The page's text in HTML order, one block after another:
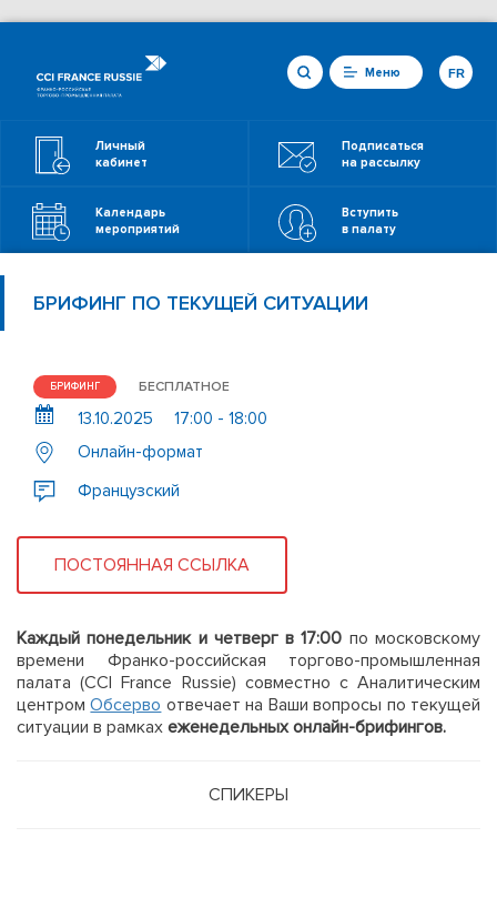
Меню
Личный
кабинет
Подписаться
на рассылку
Календарь
мероприятий
Вступить
в палату
FR
БРИФИНГ ПО ТЕКУЩЕЙ СИТУАЦИИ
БРИФИНГ БЕСПЛАТНОЕ
13.10.2025
17:00 - 18:00
Онлайн-формат
Французский
ПОСТОЯННАЯ ССЫЛКА
Каждый понедельник и четверг в 17:00 по московскому
времени Франко-российская торгово-промышленная
палата (CCI France Russie) совместно с Аналитическим
центромОбсерво отвечает на Ваши вопросы по текущей
ситуации в рамках еженедельных онлайн-брифингов.
СПИКЕРЫ